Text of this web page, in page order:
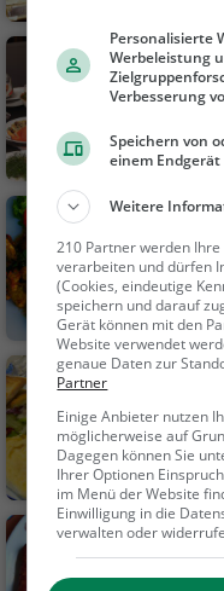
hwe...
eiz
Personalisierte
Werbeleistung
Verbesserung
Speichern von
einem Endgerät
Weitere
210 Partner werden
verarbeiten und dürfen
(Cookies, eindeutige
speichern und darauf
Gerät können mit den
Website verwendet
genaue Daten zur
Partner
Einige Anbieter nutzen
möglicherweise auf
Dagegen können Sie
Ihrer Optionen
im Menü der Website
Einwilligung in die
verwalten oder